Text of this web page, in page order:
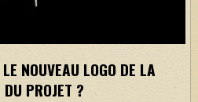
NOUVEAU LOGO DE LA
PROJET ?